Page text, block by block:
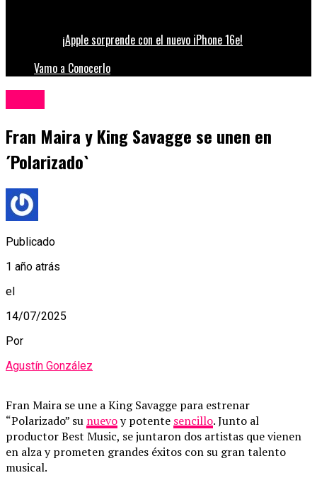
¡Apple sorprende con el nuevo iPhone 16e!
Vamo a Conocerlo
Fran Maira y King Savagge se unen en
´Polarizado`
Publicado
1 año atrás
el
14/07/2025
Por
Agustín González
Fran Maira se une a King Savagge para estrenar
“Polarizado” su nuevoy potente sencillo. Junto al
productor Best Music, se juntaron dos artistas que vienen
en alza y prometen grandes éxitos con su gran talento
musical.